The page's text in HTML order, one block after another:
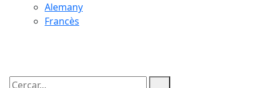
Alemany
Francès